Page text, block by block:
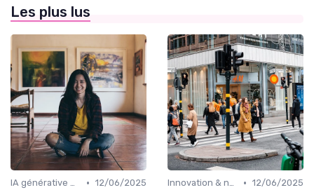
Les plus lus
IA générative & futur du marketing • 12/06/2025
Innovation & nouveaux leviers marketing • 12/06/2025